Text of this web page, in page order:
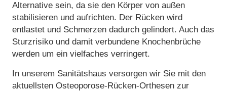
Alternative sein, da sie den Körper von außen
stabilisieren und aufrichten. Der Rücken wird
entlastet und Schmerzen dadurch gelindert. Auch das
Sturzrisiko und damit verbundene Knochenbrüche
werden um ein vielfaches verringert.
In unserem Sanitätshaus versorgen wir Sie mit den
aktuellsten Osteoporose-Rücken-Orthesen zur